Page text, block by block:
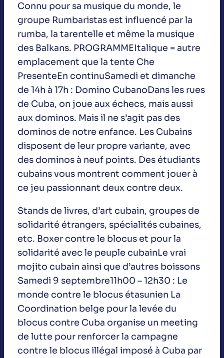
Connu pour sa musique du monde, le
groupe Rumbaristas est influencé par la
rumba, la tarentelle et même la musique
des Balkans. PROGRAMMEItalique = autre
emplacement que la tente Che
PresenteEn continuSamedi et dimanche
de 14h à 17h : Domino CubanoDans les rues
de Cuba, on joue aux échecs, mais aussi
aux dominos. Mais il ne s’agit pas des
dominos de notre enfance. Les Cubains
disposent de leur propre variante, avec
des dominos à neuf points. Des étudiants
cubains vous montrent comment jouer à
ce jeu passionnant deux contre deux.
Stands de livres, d’art cubain, groupes de
solidarité étrangers, spécialités cubaines,
etc. Boxer contre le blocus et pour la
solidarité avec le peuple cubainLe vrai
mojito cubain ainsi que d’autres boissons
Samedi 9 septembre11h00 – 12h30 : Le
monde contre le blocus étasunien La
Coordination belge pour la levée du
blocus contre Cuba organise un meeting
de lutte pour renforcer la campagne
contre le blocus illégal imposé à Cuba par